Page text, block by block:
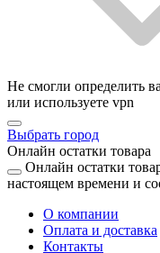
Не смогли определить
или используете vpn
Выбрать город
Онлайн остатки товара
Онлайн остатки
настоящем времени и
О компании
Оплата и доставка
Контакты